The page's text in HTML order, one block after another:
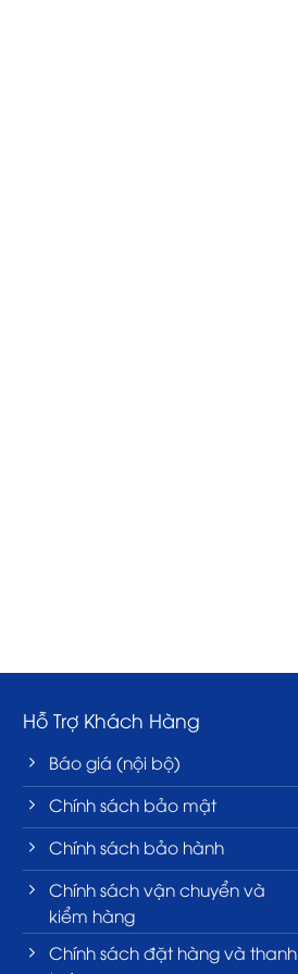
Hỗ Trợ Khách Hàng
Báo giá (nội bộ)
Chính sách bảo mật
Chính sách bảo hành
Chính sách vận chuyển và
kiểm hàng
Chính sách đặt hàng và thanh